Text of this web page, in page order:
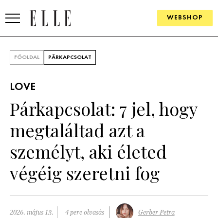
WEBSHOP
SZÉPSÉG
KULTÚRA
PSZICHÉ
PÁRKAPCSOLAT
FŐOLDAL PÁRKAPCSOLAT
LOVE
Párkapcsolat: 7 jel, hogy
megtaláltad azt a
személyt, aki életed
végéig szeretni fog
2026. május 13. 4 perc olvasás Gerber Petra